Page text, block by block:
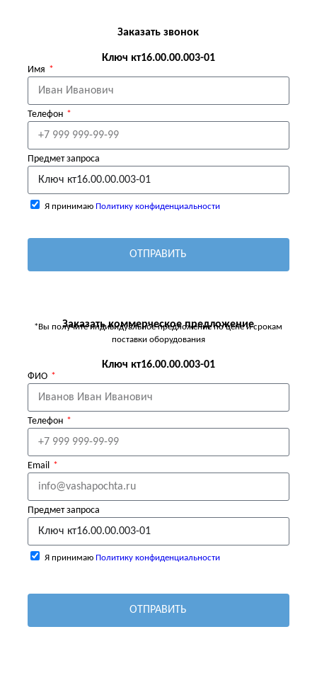
Заказать звонок
Ключ кт16.00.00.003-01
Имя
Телефон
Предмет запроса
Я принимаю Политику конфиденциальности
ОТПРАВИТЬ
Заказать коммерческое предложение
*Вы получите индивидуальное предложение по цене и срокам
поставки оборудования
Ключ кт16.00.00.003-01
ФИО
Телефон
Email
Предмет запроса
Я принимаю Политику конфиденциальности
ОТПРАВИТЬ